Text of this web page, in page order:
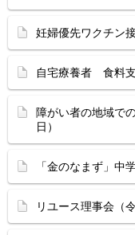
妊婦優先ワクチン
自宅療養者 食料支
障がい者の地域で
日）
「金のなまず」中
リユース理事会（